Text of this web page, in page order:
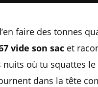
faire des tonnes
vide son sac et
nuits où tu squattes
dans la tête